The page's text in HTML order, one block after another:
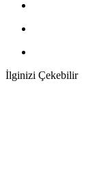
İlginizi Çekebilir